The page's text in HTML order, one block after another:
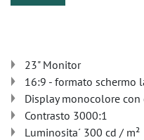
23" Monitor
16:9 - formato schermo
Display monocolore con
Contrasto 3000:1
Luminosita´ 300 cd / m²